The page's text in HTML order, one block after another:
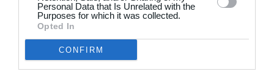
Personal Data that Is Unrelated with the
Purposes for which it was collected.
Opted In
CONFIRM
Udforsk Holdsport, eller opret en konto med det
samme og begynd at administrere din klub. Du
kan også kontakte os for at få hjælp til